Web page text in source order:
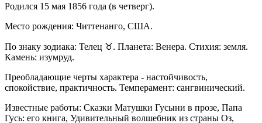
Родился 15 мая 1856 года (в четверг).
Место рождения: Читтенанго, США.
По знаку зодиака: Телец ♉. Планета: Венера. Стихия: земля.
Камень: изумруд.
Преобладающие черты характера - настойчивость,
спокойствие, практичность. Темперамент: сангвинический.
Известные работы: Сказки Матушки Гусыни в прозе, Папа
Гусь: его книга, Удивительный волшебник из страны Оз,